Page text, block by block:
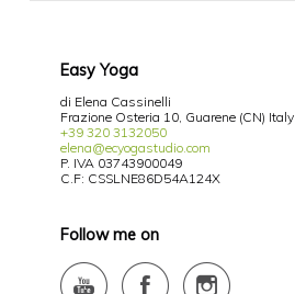
Easy Yoga
di Elena Cassinelli
Frazione Osteria 10, Guarene (CN) Italy
+39 320 3132050
elena@ecyogastudio.com
P. IVA 03743900049
C.F: CSSLNE86D54A124X
Follow me on